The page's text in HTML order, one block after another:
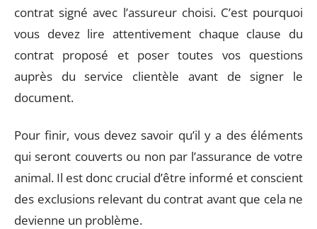
contrat signé avec l’assureur choisi. C’est pourquoi
vous devez lire attentivement chaque clause du
contrat proposé et poser toutes vos questions
auprès du service clientèle avant de signer le
document.
Pour finir, vous devez savoir qu’il y a des éléments
qui seront couverts ou non par l’assurance de votre
animal. Il est donc crucial d’être informé et conscient
des exclusions relevant du contrat avant que cela ne
devienne un problème.